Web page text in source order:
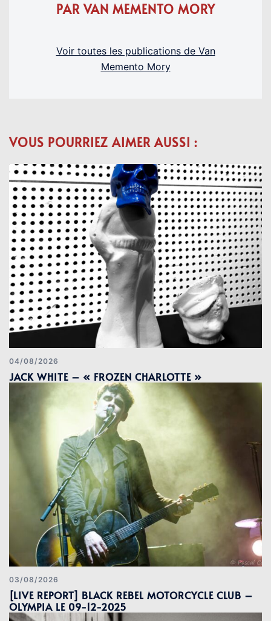
PAR VAN MEMENTO MORY
Voir toutes les publications de Van
Memento Mory
VOUS POURRIEZ AIMER AUSSI :
04/08/2026
JACK WHITE – « FROZEN CHARLOTTE »
03/08/2026
[LIVE REPORT] BLACK REBEL MOTORCYCLE CLUB –
OLYMPIA LE 09-12-2025